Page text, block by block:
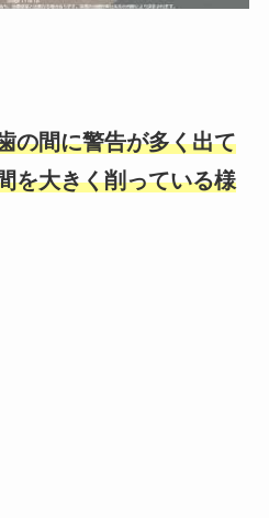
の間に警告が多く出て
を大きく削っている様